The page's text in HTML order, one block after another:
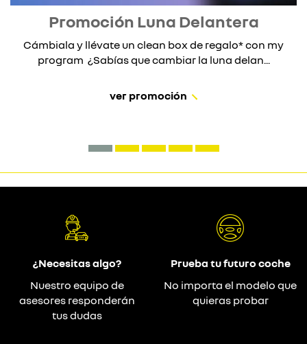
Promoción Luna Delantera
Cámbiala y llévate un clean box de regalo* con my
program ¿Sabías que cambiar la luna delan...
ver promoción
¿Necesitas algo?
Nuestro equipo de
asesores responderán
tus dudas
Prueba tu futuro coche
No importa el modelo que
quieras probar